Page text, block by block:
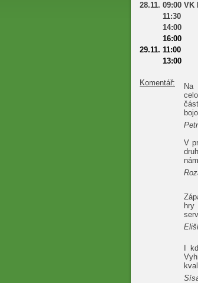
28.11. 09:00 VK
11:30
14:00
16:00
29.11. 11:00
13:00
Komentář:
Na
V
I